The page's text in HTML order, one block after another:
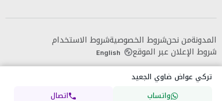
المدونةمن نحنشروط الخصوصيةشروط الاستخدام
شروط الإعلان عبر الموقع English
تركي عواض ضاوي الجعيد
واتساب
اتصال